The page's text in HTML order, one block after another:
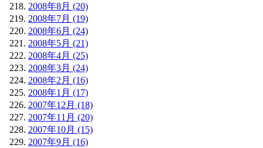
2008年8月 (20)
2008年7月 (19)
2008年6月 (24)
2008年5月 (21)
2008年4月 (25)
2008年3月 (24)
2008年2月 (16)
2008年1月 (17)
2007年12月 (18)
2007年11月 (20)
2007年10月 (15)
2007年9月 (16)